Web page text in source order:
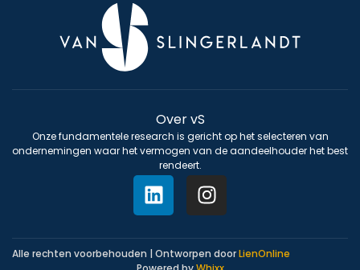
Over vS
Onze fundamentele research is gericht op het selecteren van
ondernemingen waar het vermogen van de aandeelhouder het best
rendeert.
Alle rechten voorbehouden | Ontworpen doorLienOnline